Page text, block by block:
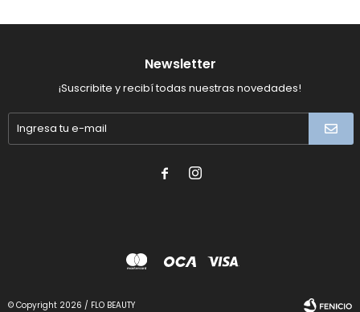
Newsletter
¡Suscribite y recibí todas nuestras novedades!
 
© Copyright 2026 / FLO BEAUTY